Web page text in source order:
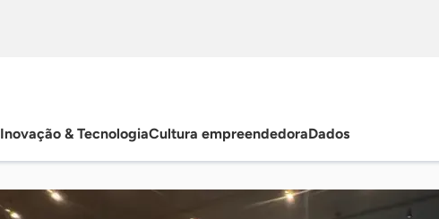
Inovação & TecnologiaCultura empreendedoraDados